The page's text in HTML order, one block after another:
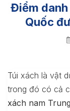
Điểm danh
Quốc
Túi xách là vật
trong đó có cả
xách nam